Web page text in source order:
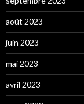
août 2023
juin 2023
mai 2023
avril 2023